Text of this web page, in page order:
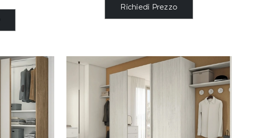
Richiedi Prezzo